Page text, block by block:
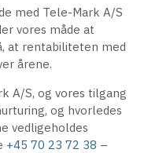
med Tele-Mark A/S
vores måde at
at rentabiliteten med
årene.
A/S, og vores tilgang
og hvorledes
vedligeholdes
+45 70 23 72 38 –